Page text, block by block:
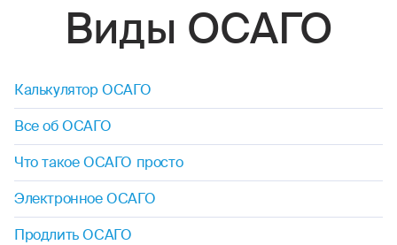
Виды ОСАГО
Калькулятор ОСАГО
Все об ОСАГО
Что такое ОСАГО просто
Электронное ОСАГО
Продлить ОСАГО